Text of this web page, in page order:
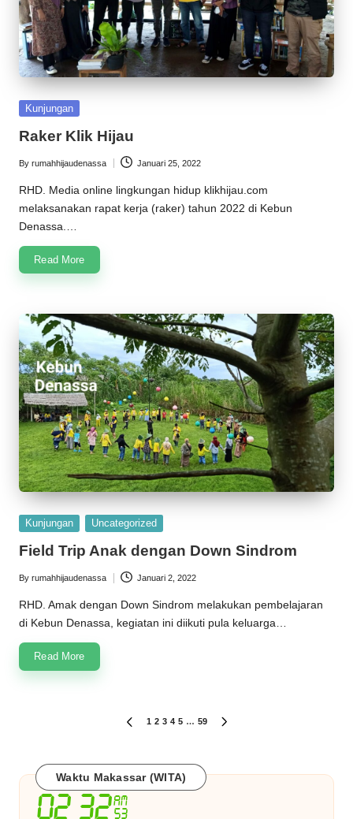
Posted
Kunjungan
Raker Klik Hijau
Posted
by
By rumahhijaudenassa Januari 25, 2022
RHD. Media online lingkungan hidup klikhijau.com
melaksanakan rapat kerja (raker) tahun 2022 di Kebun
Denassa.…
Read More
Posted
Kunjungan Uncategorized
Field Trip Anak dengan Down Sindrom
Posted
by
By rumahhijaudenassa Januari 2, 2022
RHD. Amak dengan Down Sindrom melakukan pembelajaran
di Kebun Denassa, kegiatan ini diikuti pula keluarga…
Read More
PREVIOUS
1 2 3 4 5 … 59
Waktu Makassar (WITA)